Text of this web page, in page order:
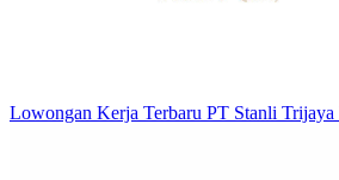
Lowongan Kerja Terbaru PT Stanli